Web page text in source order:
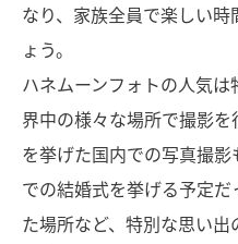
なり、家族全員で楽しい
ょう。
ハネムーンフォトの人気
界中の様々な場所で撮影
を挙げた国内での写真撮
での結婚式を挙げる予定
た場所など、特別な思い